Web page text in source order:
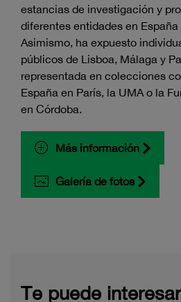
estancias de investigación y
diferentes entidades en España
Asimismo, ha expuesto
públicos de Lisboa, Málaga y
representada en colecciones
España en París, la UMA o la
en Córdoba.
Más información
Galería de fotos
Te puede